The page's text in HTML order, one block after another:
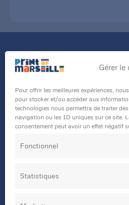
Gérer le
Pour offrir les meilleures expériences,
pour stocker et/ou accéder aux
technologies nous permettra de traiter
navigation ou les ID uniques sur ce site.
consentement peut avoir un effet négatif
Fonctionnel
Statistiques
Adresse
13006 Marseille
Téléphone
04 91 47 94 04